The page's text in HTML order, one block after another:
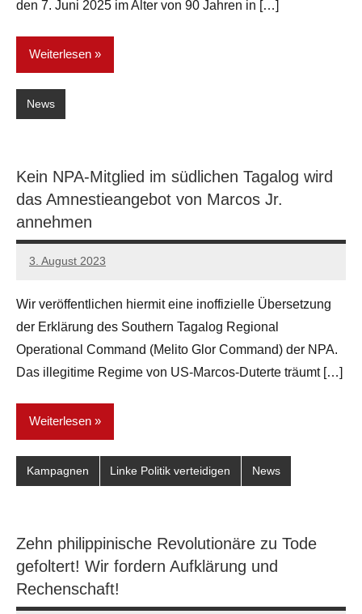
den 7. Juni 2025 im Alter von 90 Jahren in […]
Weiterlesen
News
Kein NPA-Mitglied im südlichen Tagalog wird
das Amnestieangebot von Marcos Jr.
annehmen
3. August 2023
network
Wir veröffentlichen hiermit eine inoffizielle Übersetzung
der Erklärung des Southern Tagalog Regional
Operational Command (Melito Glor Command) der NPA.
Das illegitime Regime von US-Marcos-Duterte träumt […]
Weiterlesen
Kampagnen Linke Politik verteidigen News
Zehn philippinische Revolutionäre zu Tode
gefoltert! Wir fordern Aufklärung und
Rechenschaft!